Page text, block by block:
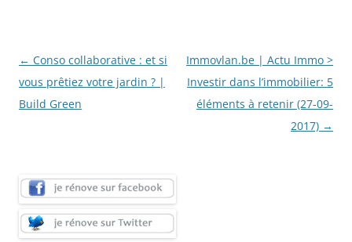
Navigation
des
articles
← Conso collaborative : et si
vous prêtiez votre jardin ? |
Build Green
Immovlan.be | Actu Immo >
Investir dans l’immobilier: 5
éléments à retenir (27-09-
2017) →